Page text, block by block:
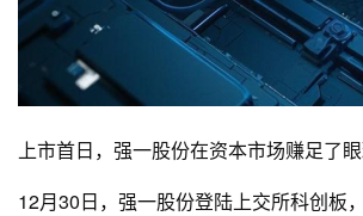
上市首日，强一股份在资本市场赚足了眼
12月30日，强一股份登陆上交所科创板